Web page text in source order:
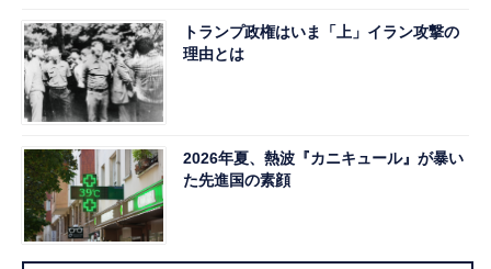
トランプ政権はいま「上」イラン攻撃の
理由とは
2026年夏、熱波『カニキュール』が暴い
た先進国の素顔